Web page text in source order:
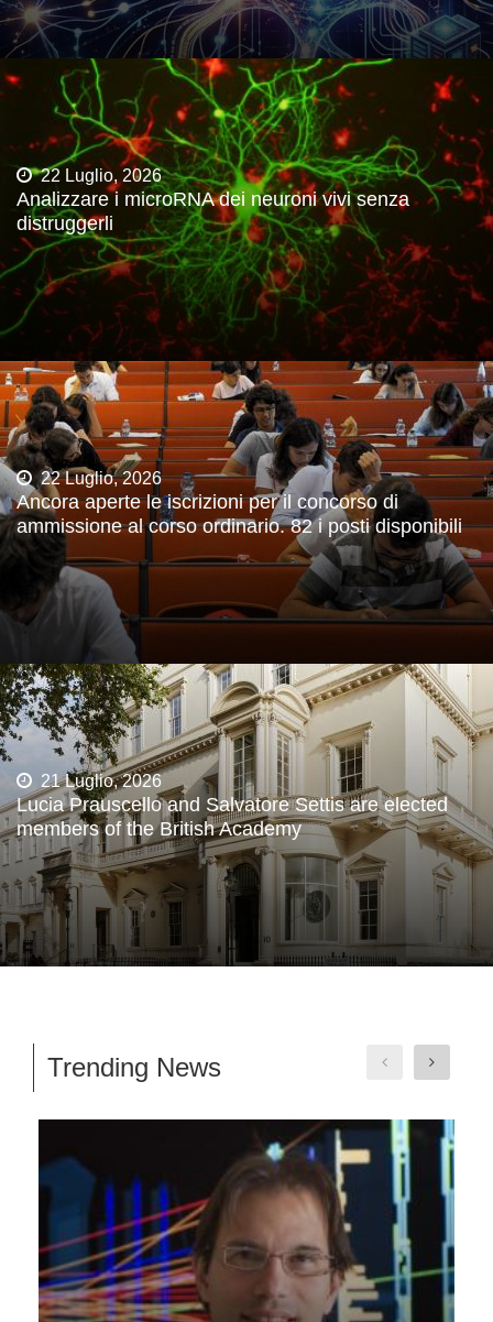
22 Luglio, 2026
Analizzare i microRNA dei neuroni vivi senza
distruggerli
22 Luglio, 2026
Ancora aperte le iscrizioni per il concorso di
ammissione al corso ordinario. 82 i posti disponibili
21 Luglio, 2026
Lucia Prauscello and Salvatore Settis are elected
members of the British Academy
Trending News